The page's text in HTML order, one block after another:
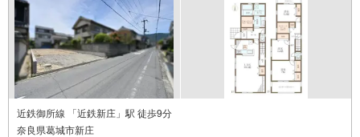
近鉄御所線 「近鉄新庄」駅 徒歩9分
奈良県葛城市新庄